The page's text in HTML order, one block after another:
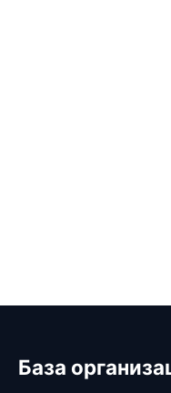
База